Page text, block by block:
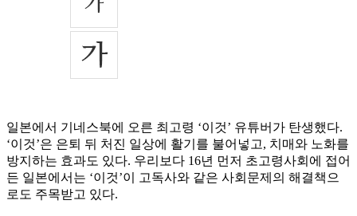
일본에서 기네스북에 오른 최고령 ‘이것’ 유튜버가 탄생했다.
‘이것’은 은퇴 뒤 처진 일상에 활기를 불어넣고, 치매와 노화를
방지하는 효과도 있다. 우리보다 16년 먼저 초고령사회에 접어
든 일본에서는 ‘이것’이 고독사와 같은 사회문제의 해결책으
로도 주목받고 있다.